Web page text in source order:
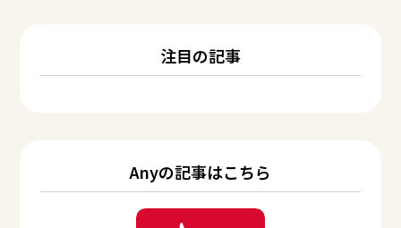
注目の記事
Anyの記事はこちら